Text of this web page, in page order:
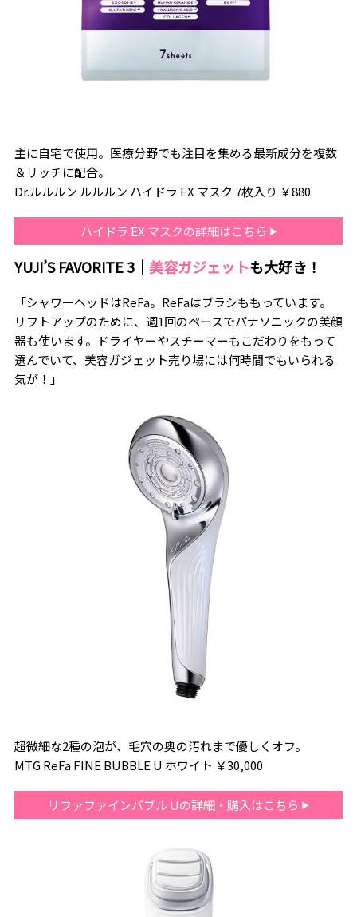
主に自宅で使用。医療分野でも注目を集める最新成分を複数
＆リッチに配合。
Dr.ルルルン ルルルン ハイドラ EX マスク 7枚入り ￥880
ハイドラ EX マスクの詳細はこちら
YUJI’S FAVORITE 3｜ 美容ガジェットも大好き！
「シャワーヘッドはReFa。ReFaはブラシももっています。
リフトアップのために、週1回のペースでパナソニックの美顔
器も使います。ドライヤーやスチーマーもこだわりをもって
選んでいて、美容ガジェット売り場には何時間でもいられる
気が！」
超微細な2種の泡が、毛穴の奥の汚れまで優しくオフ。
MTG ReFa FINE BUBBLE U ホワイト ￥30,000
リファファインバブル Uの詳細・購入はこちら